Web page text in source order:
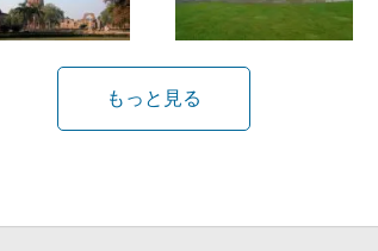
もっと見る